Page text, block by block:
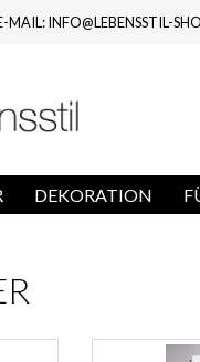
MAIL: INFO@LEBENSSTIL-
DEKORATION